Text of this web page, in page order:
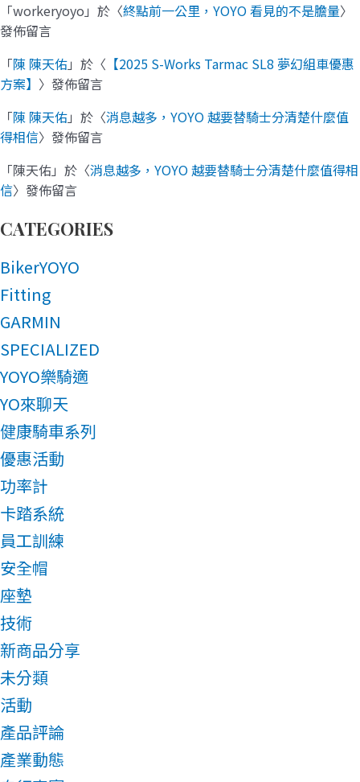
「workeryoyo 」於〈終點前一公里，YOYO 看見的不是膽量〉
發佈留言
「陳 陳天佑」於〈 【2025 S-Works Tarmac SL8 夢幻組車優惠
方案】 〉發佈留言
「陳 陳天佑」於〈消息越多，YOYO 越要替騎士分清楚什麼值
得相信〉發佈留言
「陳天佑」於〈消息越多，YOYO 越要替騎士分清楚什麼值得相
信〉發佈留言
CATEGORIES
BikerYOYO
Fitting
GARMIN
SPECIALIZED
YOYO樂騎適
YO來聊天
健康騎車系列
優惠活動
功率計
卡踏系統
員工訓練
安全帽
座墊
技術
新商品分享
未分類
活動
產品評論
產業動態